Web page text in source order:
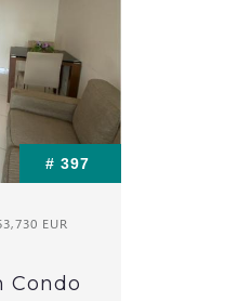
# 397
EUR
Condo